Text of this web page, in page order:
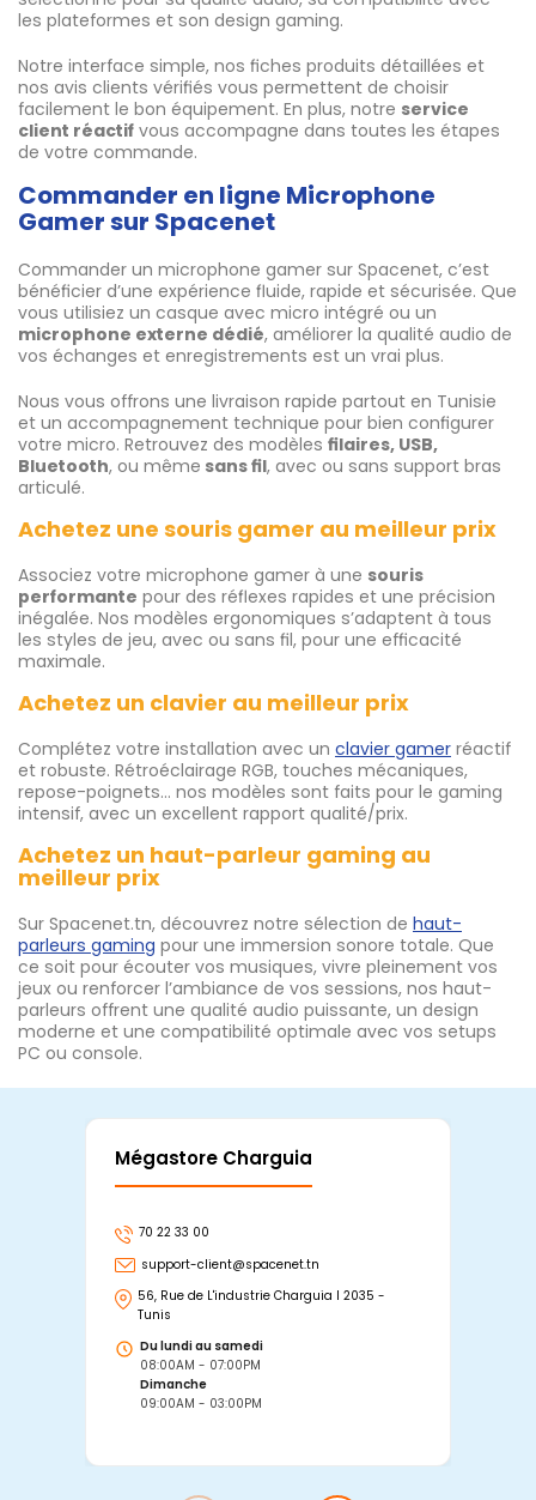
les plateformes et son design gaming.
Notre interface simple, nos fiches produits détaillées et
nos avis clients vérifiés vous permettent de choisir
facilement le bon équipement. En plus, notre service
client réactif vous accompagne dans toutes les étapes
de votre commande.
Commander en ligne Microphone
Gamer sur Spacenet
Commander un microphone gamer sur Spacenet, c’est
bénéficier d’une expérience fluide, rapide et sécurisée. Que
vous utilisiez un casque avec micro intégré ou un
microphone externe dédié, améliorer la qualité audio de
vos échanges et enregistrements est un vrai plus.
Nous vous offrons une livraison rapide partout en Tunisie
et un accompagnement technique pour bien configurer
votre micro. Retrouvez des modèles filaires, USB,
Bluetooth, ou même sans fil, avec ou sans support bras
articulé.
Achetez une souris gamer au meilleur prix
Associez votre microphone gamer à une souris
performante pour des réflexes rapides et une précision
inégalée. Nos modèles ergonomiques s’adaptent à tous
les styles de jeu, avec ou sans fil, pour une efficacité
maximale.
Achetez un clavier au meilleur prix
Complétez votre installation avec un clavier gamer réactif
et robuste. Rétroéclairage RGB, touches mécaniques,
repose-poignets… nos modèles sont faits pour le gaming
intensif, avec un excellent rapport qualité/prix.
Achetez un haut-parleur gaming au
meilleur prix
Sur Spacenet.tn, découvrez notre sélection de haut-
parleurs gaming pour une immersion sonore totale. Que
ce soit pour écouter vos musiques, vivre pleinement vos
jeux ou renforcer l’ambiance de vos sessions, nos haut-
parleurs offrent une qualité audio puissante, un design
moderne et une compatibilité optimale avec vos setups
PC ou console.
Mégastore Charguia
70 22 33 00
support-client@spacenet.tn
56, Rue de L'industrie Charguia I 2035 -
Tunis
Du lundi au samedi
08:00AM - 07:00PM
Dimanche
09:00AM - 03:00PM